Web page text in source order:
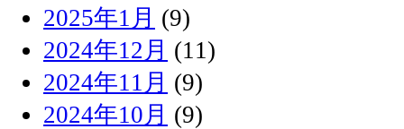
2025年1月 (9)
2024年12月 (11)
2024年11月 (9)
2024年10月 (9)